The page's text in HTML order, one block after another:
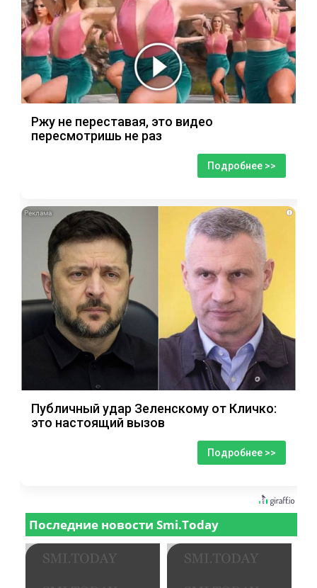
Ржу не переставая, это видео
пересмотришь не раз
Подробнее >>
i
Публичный удар Зеленскому от Кличко:
это настоящий вызов
Подробнее >>